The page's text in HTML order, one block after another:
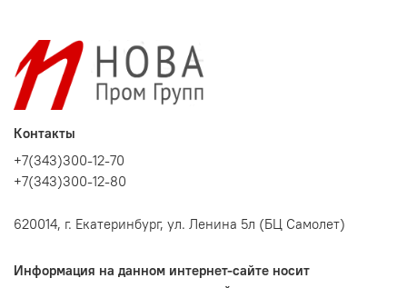
Контакты
+7(343)300-12-70
+7(343)300-12-80
620014, г. Екатеринбург, ул. Ленина 5л (БЦ Самолет)
Информация на данном интернет-сайте носит